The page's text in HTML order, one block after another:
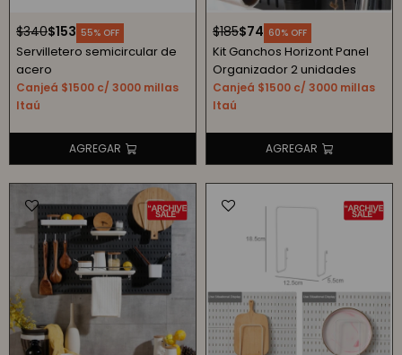
$153
$340 55
Servilletero semicircular de
acero
Canjeá $1500 c/ 3000 millas
Itaú
$74
$185 60
Kit Ganchos Horizont Panel
Organizador 2 unidades
Canjeá $1500 c/ 3000 millas
Itaú